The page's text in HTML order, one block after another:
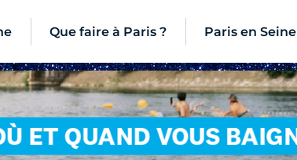
Que faire à Paris ? Paris en Seine